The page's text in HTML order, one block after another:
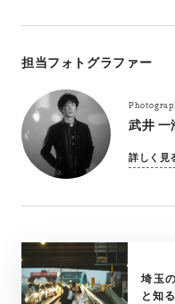
担当フォトグラファー
武井 一
詳しく見
埼玉
と知る